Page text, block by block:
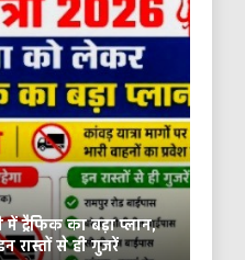
ट्रैफिक का बड़ा प्लान,
रास्तों से ही गुजरें